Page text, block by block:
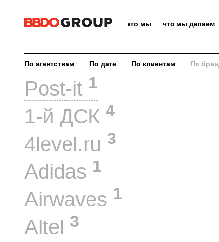
кто мы что мы делаем
По агентствам По дате По клиентам По
Post-it 1
1-й ДСК 4
4level.ru 3
Adidas 1
Airwaves 1
Altel 3